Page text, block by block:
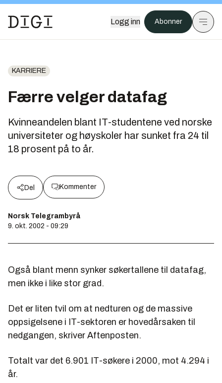
Logg inn Abonner
KARRIERE
Færre velger datafag
Kvinneandelen blant IT-studentene ved norske
universiteter og høyskoler har sunket fra 24 til
18 prosent på to år.
Del Kommenter
Norsk Telegrambyrå
9. okt. 2002 - 09:29
Også blant menn synker søkertallene til datafag,
men ikke i like stor grad.
Det er liten tvil om at nedturen og de massive
oppsigelsene i IT-sektoren er hovedårsaken til
nedgangen, skriver Aftenposten.
Totalt var det 6.901 IT-søkere i 2000, mot 4.294 i
år.